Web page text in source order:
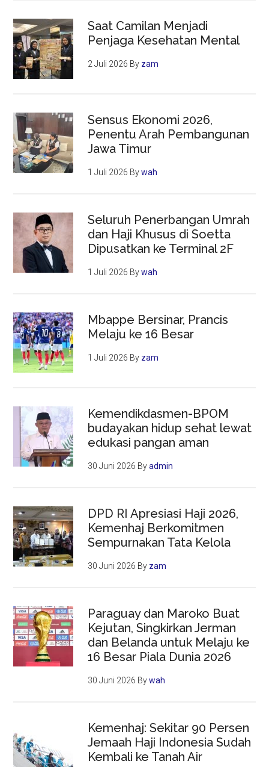
Saat Camilan Menjadi
Penjaga Kesehatan Mental
2 Juli 2026 By zam
Sensus Ekonomi 2026,
Penentu Arah Pembangunan
Jawa Timur
1 Juli 2026 Bywah
Seluruh Penerbangan Umrah
dan Haji Khusus di Soetta
Dipusatkan ke Terminal 2F
1 Juli 2026 Bywah
Mbappe Bersinar, Prancis
Melaju ke 16 Besar
1 Juli 2026 By zam
Kemendikdasmen-BPOM
budayakan hidup sehat lewat
edukasi pangan aman
30 Juni 2026 Byadmin
DPD RI Apresiasi Haji 2026,
Kemenhaj Berkomitmen
Sempurnakan Tata Kelola
30 Juni 2026 By zam
Paraguay dan Maroko Buat
Kejutan, Singkirkan Jerman
dan Belanda untuk Melaju ke
16 Besar Piala Dunia 2026
30 Juni 2026 Bywah
Kemenhaj: Sekitar 90 Persen
Jemaah Haji Indonesia Sudah
Kembali ke Tanah Air